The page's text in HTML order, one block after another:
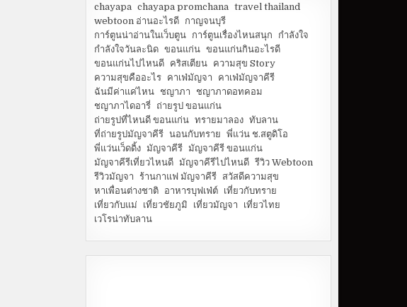
chayapa chayapa promchana travel thailand
webtoon อ่านอะไรดี
กาญจนบุรี
การ์ตูนน่าอ่านในเว็บตูน
การ์ตูนเรื่องไหนสนุก
กำลังใจ
กำลังใจวันละนิด ขอนแก่น ขอนแก่นกินอะไรดี
ขอนแก่นไปไหนดี
คริสเตียน
ความสุข Story
ความสุขคืออะไร
คาเฟ่มัญจา
คาเฟ่มัญจาคีรี
ฉันมีค่าแค่ไหน
ชญาภา
ชญาภาดอทคอม
ชญาภาไดอารี่
ถ่ายรูป ขอนแก่น
ถ่ายรูปที่ไหนดี ขอนแก่น ทรายมาลอง ทับลาน
ที่ถ่ายรูปมัญจาคีรี นอนกับทราย พี่แว่น ช.สตูดิโอ
พี่แว่นเว็ดดิ้ง มัญจาคีรี มัญจาคีรี ขอนแก่น
มัญจาคีรีเที่ยวไหนดี มัญจาคีรีไปไหนดี รีวิว Webtoon
รีวิวมัญจา ร้านกาแฟ มัญจาคีรี
สวัสดีความสุข
หาเพื่อนต่างชาติ
อาหารบุฟเฟ่ต์
เที่ยวกับทราย
เที่ยวกับแม่
เที่ยวชัยภูมิ เที่ยวมัญจา
เที่ยวไทย
เวโรน่าทับลาน